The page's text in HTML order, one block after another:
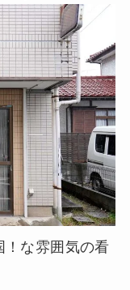
！な雰囲気の看